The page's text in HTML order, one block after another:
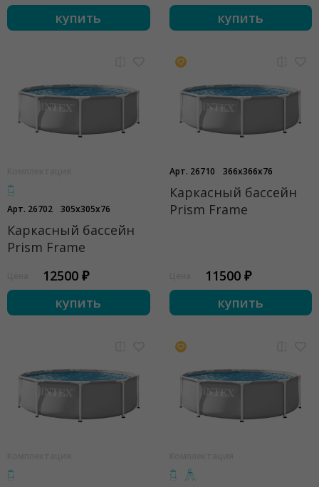
купить
купить
Арт. 26702 305x305x76
Каркасный бассейн
Prism Frame
12500 ₽
купить
Арт. 26710 366x366x76
Каркасный бассейн
Prism Frame
11500 ₽
купить